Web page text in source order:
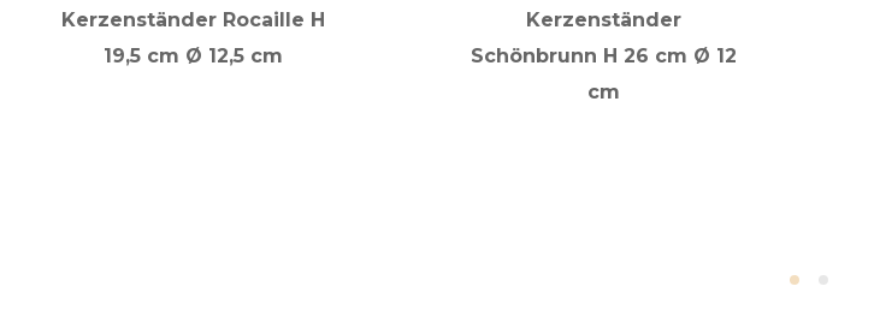
Kerzenständer Rocaille H
19,5 cm Ø 12,5 cm
Kerzenständer
Schönbrunn H 26 cm Ø 12
cm